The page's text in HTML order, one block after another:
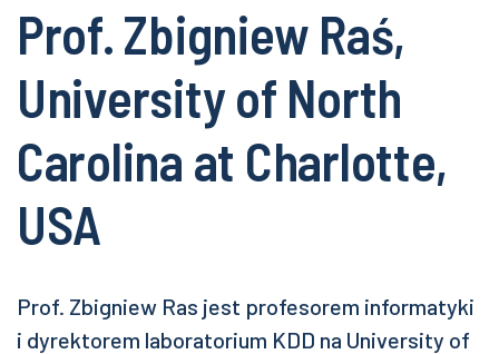
Prof. Zbigniew Raś,
University of North
Carolina at Charlotte,
USA
Prof. Zbigniew Ras jest profesorem informatyki
i dyrektorem laboratorium KDD na University of